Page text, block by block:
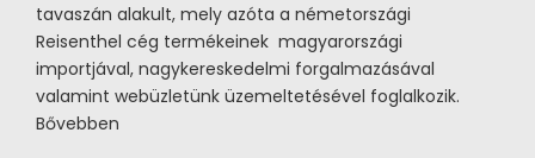
tavaszán alakult, mely azóta a németországi
Reisenthel cég termékeinek magyarországi
importjával, nagykereskedelmi forgalmazásával
valamint webüzletünk üzemeltetésével foglalkozik.
Bővebben